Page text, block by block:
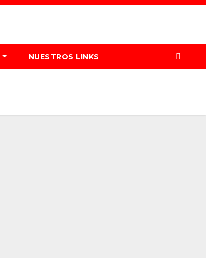
NUESTROS LINKS